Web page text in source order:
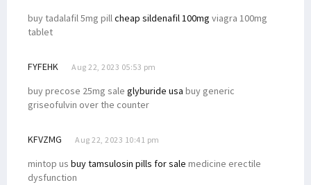
buy tadalafil 5mg pillcheap sildenafil 100mg viagra 100mg
tablet
FYFEHK Aug 22, 2023 05:53 pm
buy precose 25mg sale glyburide usa buy generic
griseofulvin over the counter
KFVZMG Aug 22, 2023 10:41 pm
mintop us buy tamsulosin pills for sale medicine erectile
dysfunction